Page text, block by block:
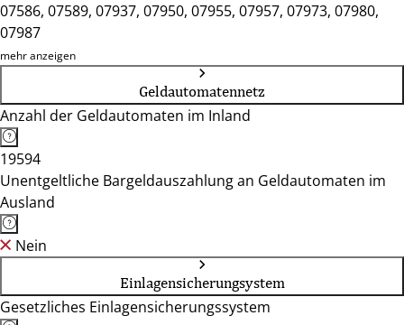
07586, 07589, 07937, 07950, 07955, 07957, 07973, 07980,
07987
mehr anzeigen
Geldautomatennetz
Anzahl der Geldautomaten im Inland
19594
Unentgeltliche Bargeldauszahlung an Geldautomaten im
Ausland
Nein
Einlagensicherungsystem
Gesetzliches Einlagensicherungssystem